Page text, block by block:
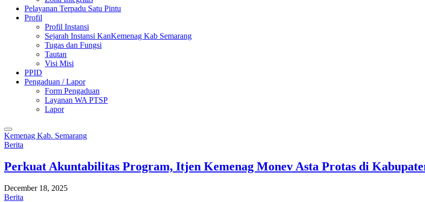
Pelayanan Terpadu Satu Pintu
Profil
Profil Instansi
Sejarah Instansi KanKemenag Kab Semarang
Tugas dan Fungsi
Tautan
Visi Misi
PPID
Pengaduan / Lapor
Form Pengaduan
Layanan WA PTSP
Lapor
Kemenag Kab. Semarang
Berita
Perkuat Akuntabilitas Program, Itjen Kemenag Monev Asta Protas di
December 18, 2025
Berita